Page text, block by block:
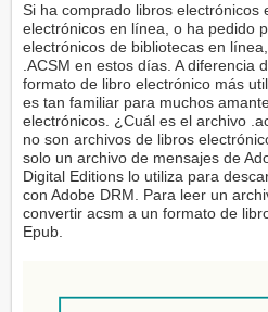
Si ha comprado libros electrónicos
electrónicos en línea, o ha pedido
electrónicos de bibliotecas en
.ACSM en estos días. A diferencia
formato de libro electrónico más
es tan familiar para muchos
electrónicos. ¿Cuál es el archivo
no son archivos de libros
solo un archivo de mensajes de
Digital Editions lo utiliza para
con Adobe DRM. Para leer un
convertir acsm a un formato de
Epub.